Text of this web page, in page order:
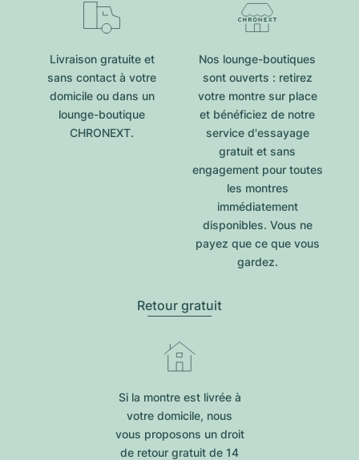
Livraison gratuite et
sans contact à votre
domicile ou dans un
lounge-boutique
CHRONEXT.
Nos lounge-boutiques
sont ouverts : retirez
votre montre sur place
et bénéficiez de notre
service d'essayage
gratuit et sans
engagement pour toutes
les montres
immédiatement
disponibles. Vous ne
payez que ce que vous
gardez.
Retour gratuit
Si la montre est livrée à
votre domicile, nous
vous proposons un droit
de retour gratuit de 14